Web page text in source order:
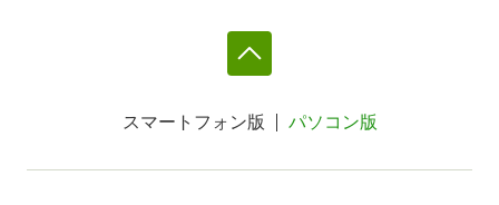
スマートフォン版 パソコン版